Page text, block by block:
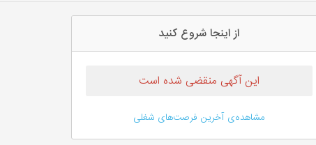
از اینجا شروع کنید
این آگهی منقضی شده است
مشاهده‌ی آخرین فرصت‌های شغلی